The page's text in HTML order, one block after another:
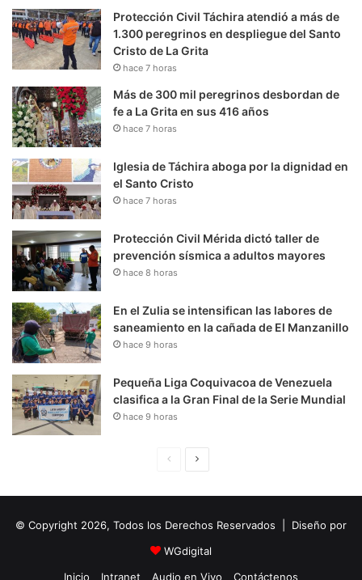
Protección Civil Táchira atendió a más de
1.300 peregrinos en despliegue del Santo
Cristo de La Grita
hace 7 horas
Más de 300 mil peregrinos desbordan de
fe a La Grita en sus 416 años
hace 7 horas
Iglesia de Táchira aboga por la dignidad en
el Santo Cristo
hace 7 horas
Protección Civil Mérida dictó taller de
prevención sísmica a adultos mayores
hace 8 horas
En el Zulia se intensifican las labores de
saneamiento en la cañada de El Manzanillo
hace 9 horas
Pequeña Liga Coquivacoa de Venezuela
clasifica a la Gran Final de la Serie Mundial
hace 9 horas
i
n
a
u
i
e
© Copyright 2026, Todos los Derechos Reservados | Diseño por
WGdigital
Inicio
Intranet Audio en Vivo Contáctenos